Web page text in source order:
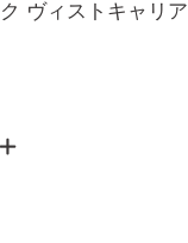
ヴィストキャリア